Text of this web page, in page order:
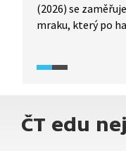
(2026) se
mraku, který po
z kontaminace
ČT edu